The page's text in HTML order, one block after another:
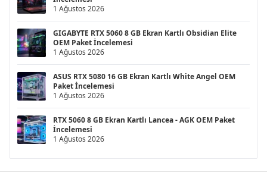
1 Ağustos 2026
GIGABYTE RTX 5060 8 GB Ekran Kartlı Obsidian Elite
OEM Paket İncelemesi
1 Ağustos 2026
ASUS RTX 5080 16 GB Ekran Kartlı White Angel OEM
Paket İncelemesi
1 Ağustos 2026
RTX 5060 8 GB Ekran Kartlı Lancea - AGK OEM Paket
İncelemesi
1 Ağustos 2026